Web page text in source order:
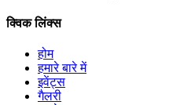
क्विक लिंक्स
होम
हमारे बारे में
इवेंट्स
गैलरी